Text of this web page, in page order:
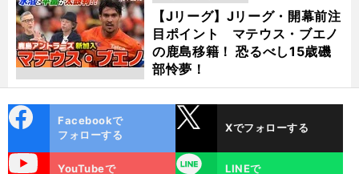
【Jリーグ】Jリーグ・開幕前注
目ポイント マテウス・ブエノ
の鹿島移籍！ 恐るべし15歳磯
部怜夢！
動画
ok
Facebookで
フォローする
Xでフォローする
YouTubeで
LINE
LINEで